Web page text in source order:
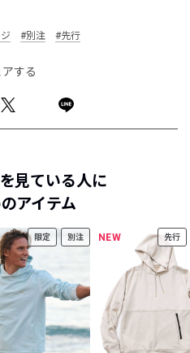
#別注 #先行
する
見ている人に
アイテム
限定 別注 NEW 先行